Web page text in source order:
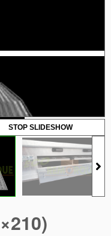
STOP SLIDESHOW